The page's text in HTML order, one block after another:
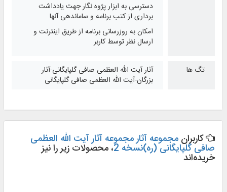
دسترسی به ابزار پژوه نگار جهت یادداشت
برداری از کتب برنامه و ساماندهی آنها
امکان به روزرسانی برنامه از طریق اینترنت و
ارسال نظر توسط کاربر
تگ ها
آثار آیت الله العظمی صافی گلپایگانی-آثار
بزرگان-آیت الله العظمی صافی گلپایگانی
کاربران مجموعه آثار مجموعه آثار آیت الله العظمی
صافی گلپایگانی (ره)نسخه 2 ، محصولات زیر را نیز
خریده‌اند